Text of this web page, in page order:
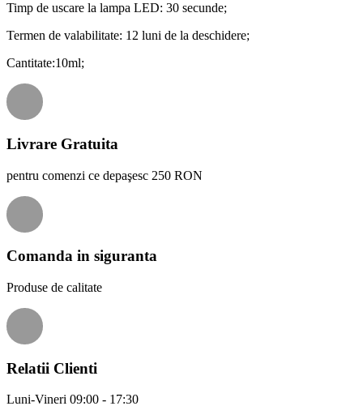
Timp de uscare la lampa LED: 30 secunde;
Termen de valabilitate: 12 luni de la deschidere;
Cantitate:10ml;
Livrare Gratuita
pentru comenzi ce depaşesc 250 RON
Comanda in siguranta
Produse de calitate
Relatii Clienti
Luni-Vineri 09:00 - 17:30